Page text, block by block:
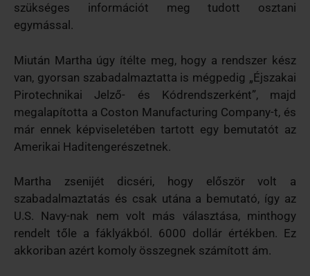
szükséges információt meg tudott osztani
egymással.
Miután Martha úgy ítélte meg, hogy a rendszer kész
van, gyorsan szabadalmaztatta is mégpedig „Éjszakai
Pirotechnikai Jelző- és Kódrendszerként”, majd
megalapította a Coston Manufacturing Company-t, és
már ennek képviseletében tartott egy bemutatót az
Amerikai Haditengerészetnek.
Martha zsenijét dicséri, hogy először volt a
szabadalmaztatás és csak utána a bemutató, így az
U.S. Navy-nak nem volt más választása, minthogy
rendelt tőle a fáklyákból. 6000 dollár értékben. Ez
akkoriban azért komoly összegnek számított ám.